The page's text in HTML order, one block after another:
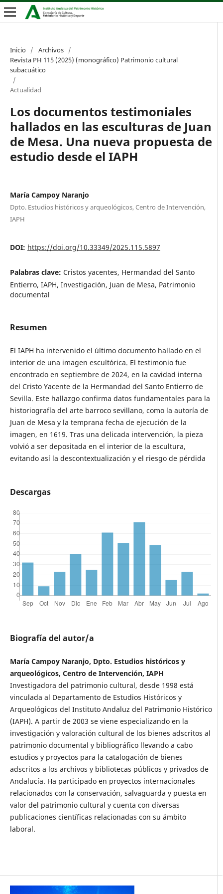
Inicio / Archivos /
Revista PH 115 (2025) (monográfico) Patrimonio cultural
subacuático
/
Actualidad
Los documentos testimoniales
hallados en las esculturas de Juan
de Mesa. Una nueva propuesta de
estudio desde el IAPH
María Campoy Naranjo
Dpto. Estudios históricos y arqueológicos, Centro de Intervención,
IAPH
DOI: https://doi.org/10.33349/2025.115.5897
Palabras clave: Cristos yacentes, Hermandad del Santo
Entierro, IAPH, Investigación, Juan de Mesa, Patrimonio
documental
Resumen
El IAPH ha intervenido el último documento hallado en el
interior de una imagen escultórica. El testimonio fue
encontrado en septiembre de 2024, en la cavidad interna
del Cristo Yacente de la Hermandad del Santo Entierro de
Sevilla. Este hallazgo confirma datos fundamentales para la
historiografía del arte barroco sevillano, como la autoría de
Juan de Mesa y la temprana fecha de ejecución de la
imagen, en 1619. Tras una delicada intervención, la pieza
volvió a ser depositada en el interior de la escultura,
evitando así la descontextualización y el riesgo de pérdida
Descargas
Biografía del autor/a
María Campoy Naranjo, Dpto. Estudios históricos y
arqueológicos, Centro de Intervención, IAPH
Investigadora del patrimonio cultural, desde 1998 está
vinculada al Departamento de Estudios Históricos y
Arqueológicos del Instituto Andaluz del Patrimonio Histórico
(IAPH). A partir de 2003 se viene especializando en la
investigación y valoración cultural de los bienes adscritos al
patrimonio documental y bibliográfico llevando a cabo
estudios y proyectos para la catalogación de bienes
adscritos a los archivos y bibliotecas públicos y privados de
Andalucía. Ha participado en proyectos internacionales
relacionados con la conservación, salvaguarda y puesta en
valor del patrimonio cultural y cuenta con diversas
publicaciones científicas relacionadas con su ámbito
laboral.